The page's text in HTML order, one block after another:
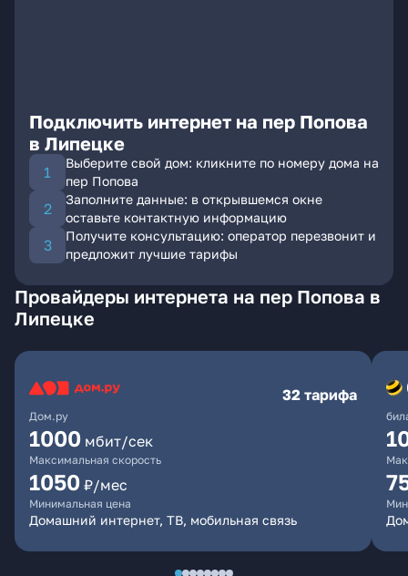
Подключить интернет на пер Попова
в Липецке
Выберите свой дом: кликните по номеру дома на
пер Попова
Заполните данные: в открывшемся окне
оставьте контактную информацию
Получите консультацию: оператор перезвонит и
предложит лучшие тарифы
Провайдеры интернета на пер Попова в
Липецке
Дом.ру
32 тарифа
1000 мбит/сек
Максимальная скорость
1050 ₽/мес
Минимальная цена
Домашний интернет, ТВ, мобильная связь